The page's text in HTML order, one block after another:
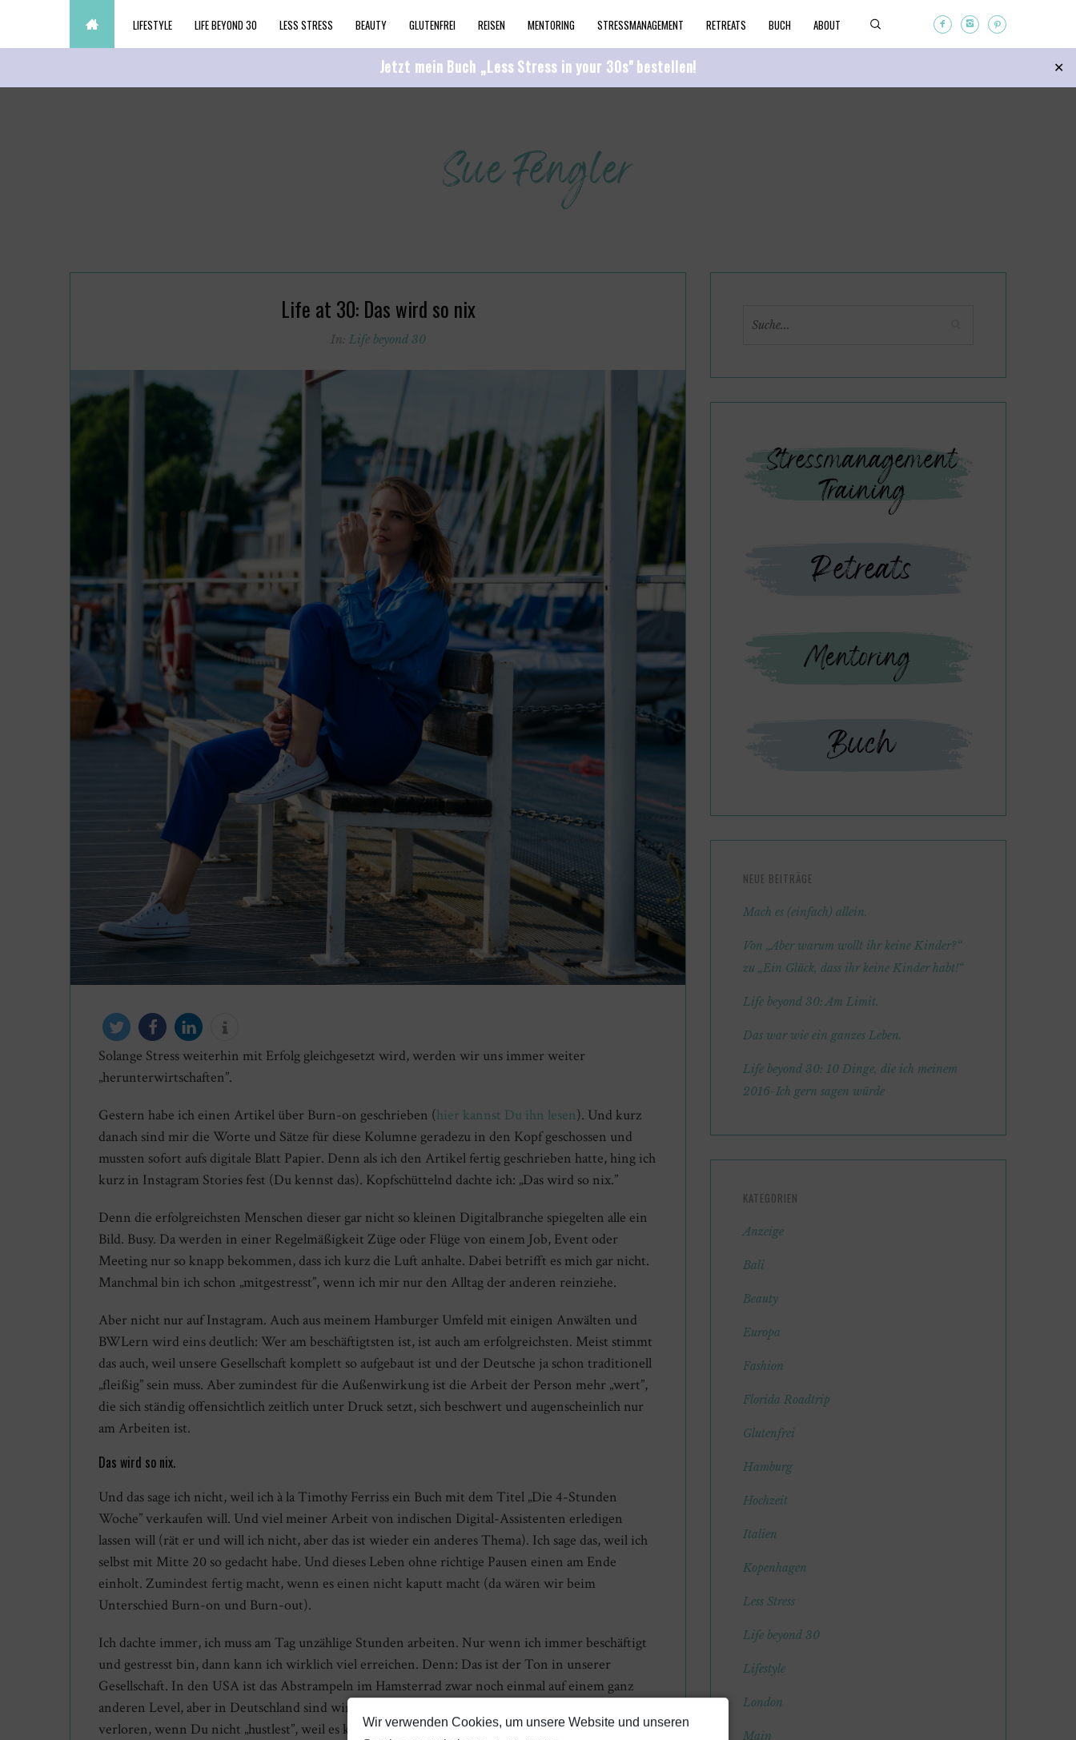
Wir verwenden Cookies, um unsere Website und unseren
Jetzt mein Buch „Less Stress in your 30s" bestellen! ✕
LIFESTYLE LIFE BEYOND 30 LESS STRESS BEAUTY GLUTENFREI REISEN MENTORING STRESSMANAGEMENT RETREATS BUCH ABOUT Search
Life at 30: Das wird so nix
In: Life beyond 30
twittern teilen mitteileninfo
Solange Stress weiterhin mit Erfolg gleichgesetzt wird, werden wir uns immer weiter
„herunterwirtschaften”.
Gestern habe ich einen Artikel über Burn-on geschrieben (hier kannst Du ihn lesen). Und kurz
danach sind mir die Worte und Sätze für diese Kolumne geradezu in den Kopf geschossen und
mussten sofort aufs digitale Blatt Papier. Denn als ich den Artikel fertig geschrieben hatte, hing ich
kurz in Instagram Stories fest (Du kennst das). Kopfschüttelnd dachte ich: „Das wird so nix.”
Denn die erfolgreichsten Menschen dieser gar nicht so kleinen Digitalbranche spiegelten alle ein
Bild. Busy. Da werden in einer Regelmäßigkeit Züge oder Flüge von einem Job, Event oder
Meeting nur so knapp bekommen, dass ich kurz die Luft anhalte. Dabei betrifft es mich gar nicht.
Manchmal bin ich schon „mitgestresst”, wenn ich mir nur den Alltag der anderen reinziehe.
Aber nicht nur auf Instagram. Auch aus meinem Hamburger Umfeld mit einigen Anwälten und
BWLern wird eins deutlich: Wer am beschäftigtsten ist, ist auch am erfolgreichsten. Meist stimmt
das auch, weil unsere Gesellschaft komplett so aufgebaut ist und der Deutsche ja schon traditionell
„fleißig” sein muss. Aber zumindest für die Außenwirkung ist die Arbeit der Person mehr „wert”,
die sich ständig offensichtlich zeitlich unter Druck setzt, sich beschwert und augenscheinlich nur
am Arbeiten ist.
Das wird so nix.
Und das sage ich nicht, weil ich à la Timothy Ferriss ein Buch mit dem Titel „Die 4-Stunden
Woche” verkaufen will. Und viel meiner Arbeit von indischen Digital-Assistenten erledigen
lassen will (rät er und will ich nicht, aber das ist wieder ein anderes Thema). Ich sage das, weil ich
selbst mit Mitte 20 so gedacht habe. Und dieses Leben ohne richtige Pausen einen am Ende
einholt. Zumindest fertig macht, wenn es einen nicht kaputt macht (da wären wir beim
Unterschied Burn-on und Burn-out).
Ich dachte immer, ich muss am Tag unzählige Stunden arbeiten. Nur wenn ich immer beschäftigt
und gestresst bin, dann kann ich wirklich viel erreichen. Denn: Das ist der Ton in unserer
Gesellschaft. In den USA ist das Abstrampeln im Hamsterrad zwar noch einmal auf einem ganz
anderen Level, aber in Deutschland sind wir auch „gut dabei”. (In den USA bist Du nämlich gleich
verloren, wenn Du nicht „hustlest”, weil es kein soziales Auffangnetz wie bei uns in Deutschland
NEUE BEITRÄGE
Mach es (einfach) allein.
Von „Aber warum wollt ihr keine Kinder?“
zu „Ein Glück, dass ihr keine Kinder habt!“
Life beyond 30: Am Limit.
Das war wie ein ganzes Leben.
Life beyond 30: 10 Dinge, die ich meinem
2016-Ich gern sagen würde
KATEGORIEN
Anzeige
Bali
Beauty
Europa
Fashion
Florida Roadtrip
Glutenfrei
Hamburg
Hochzeit
Italien
Kopenhagen
Less Stress
Life beyond 30
Lifestyle
London
Main